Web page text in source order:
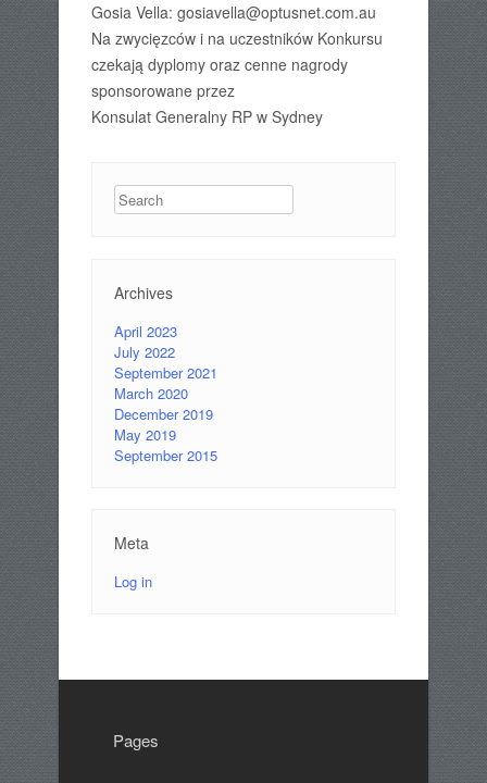
Gosia Vella: gosiavella@optusnet.com.au
Na zwycięzców i na uczestników Konkursu
czekają dyplomy oraz cenne nagrody
sponsorowane przez
Konsulat Generalny RP w Sydney
Search
Archives
April 2023
July 2022
September 2021
March 2020
December 2019
May 2019
September 2015
Meta
Log in
Pages